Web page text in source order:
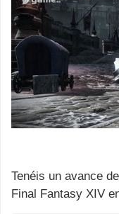
Tenéis un avance
Final Fantasy XIV